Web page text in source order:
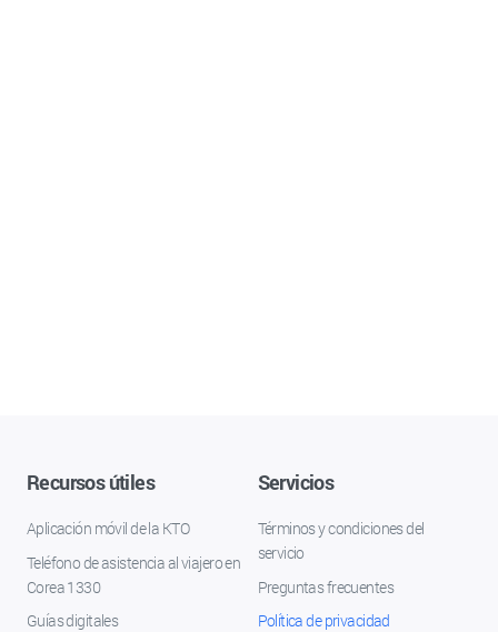
Recursos útiles
Aplicación móvil de la KTO
Teléfono de asistencia al viajero en
Corea 1330
Guías digitales
Servicios
Términos y condiciones del
servicio
Preguntas frecuentes
Política de privacidad